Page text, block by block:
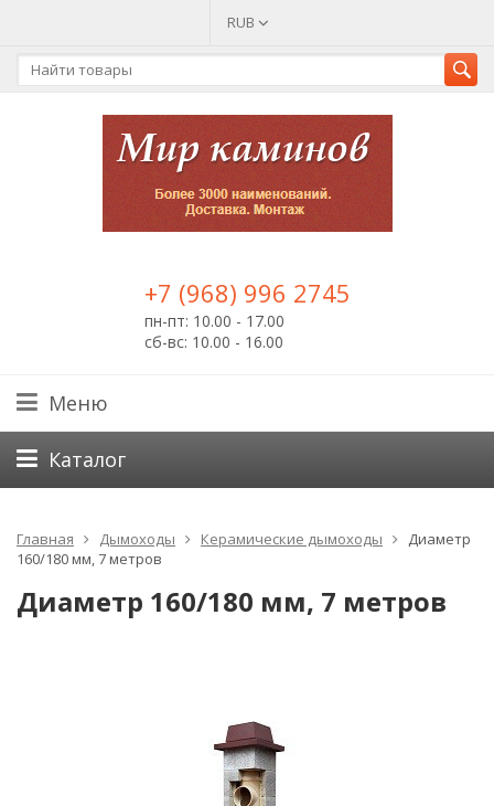
RUB
+7 (968) 996 2745
пн-пт: 10.00 - 17.00
сб-вс: 10.00 - 16.00
Меню
Каталог
Главная Дымоходы Керамические дымоходы
Диаметр
160/180 мм, 7 метров
Диаметр 160/180 мм, 7 метров